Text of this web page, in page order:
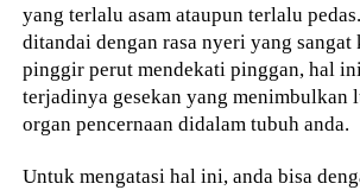
yang terlalu asam ataupun terlalu
ditandai dengan rasa nyeri yang sangat
pinggir perut mendekati pinggan, hal
terjadinya gesekan yang menimbulkan
organ pencernaan didalam tubuh anda.
Untuk mengatasi hal ini, anda bisa